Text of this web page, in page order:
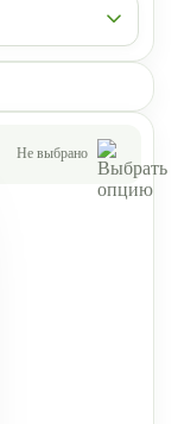
Не выбрано